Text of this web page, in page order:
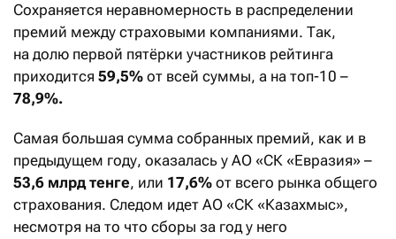
Сохраняется неравномерность в распределении
премий между страховыми компаниями. Так,
на долю первой пятёрки участников рейтинга
приходится 59,5% от всей суммы, а на топ-10 –
78,9%.
Самая большая сумма собранных премий, как и в
предыдущем году, оказалась у АО «СК «Евразия» –
53,6 млрд тенге, или 17,6% от всего рынка общего
страхования. Следом идет АО «СК «Казахмыс»,
несмотря на то что сборы за год у него